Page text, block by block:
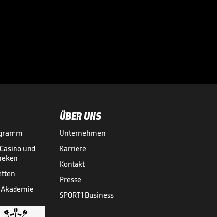
und
Akademie
ÜBER UNS
Unternehmen
Karriere
Kontakt
Presse
SPORT1 Business